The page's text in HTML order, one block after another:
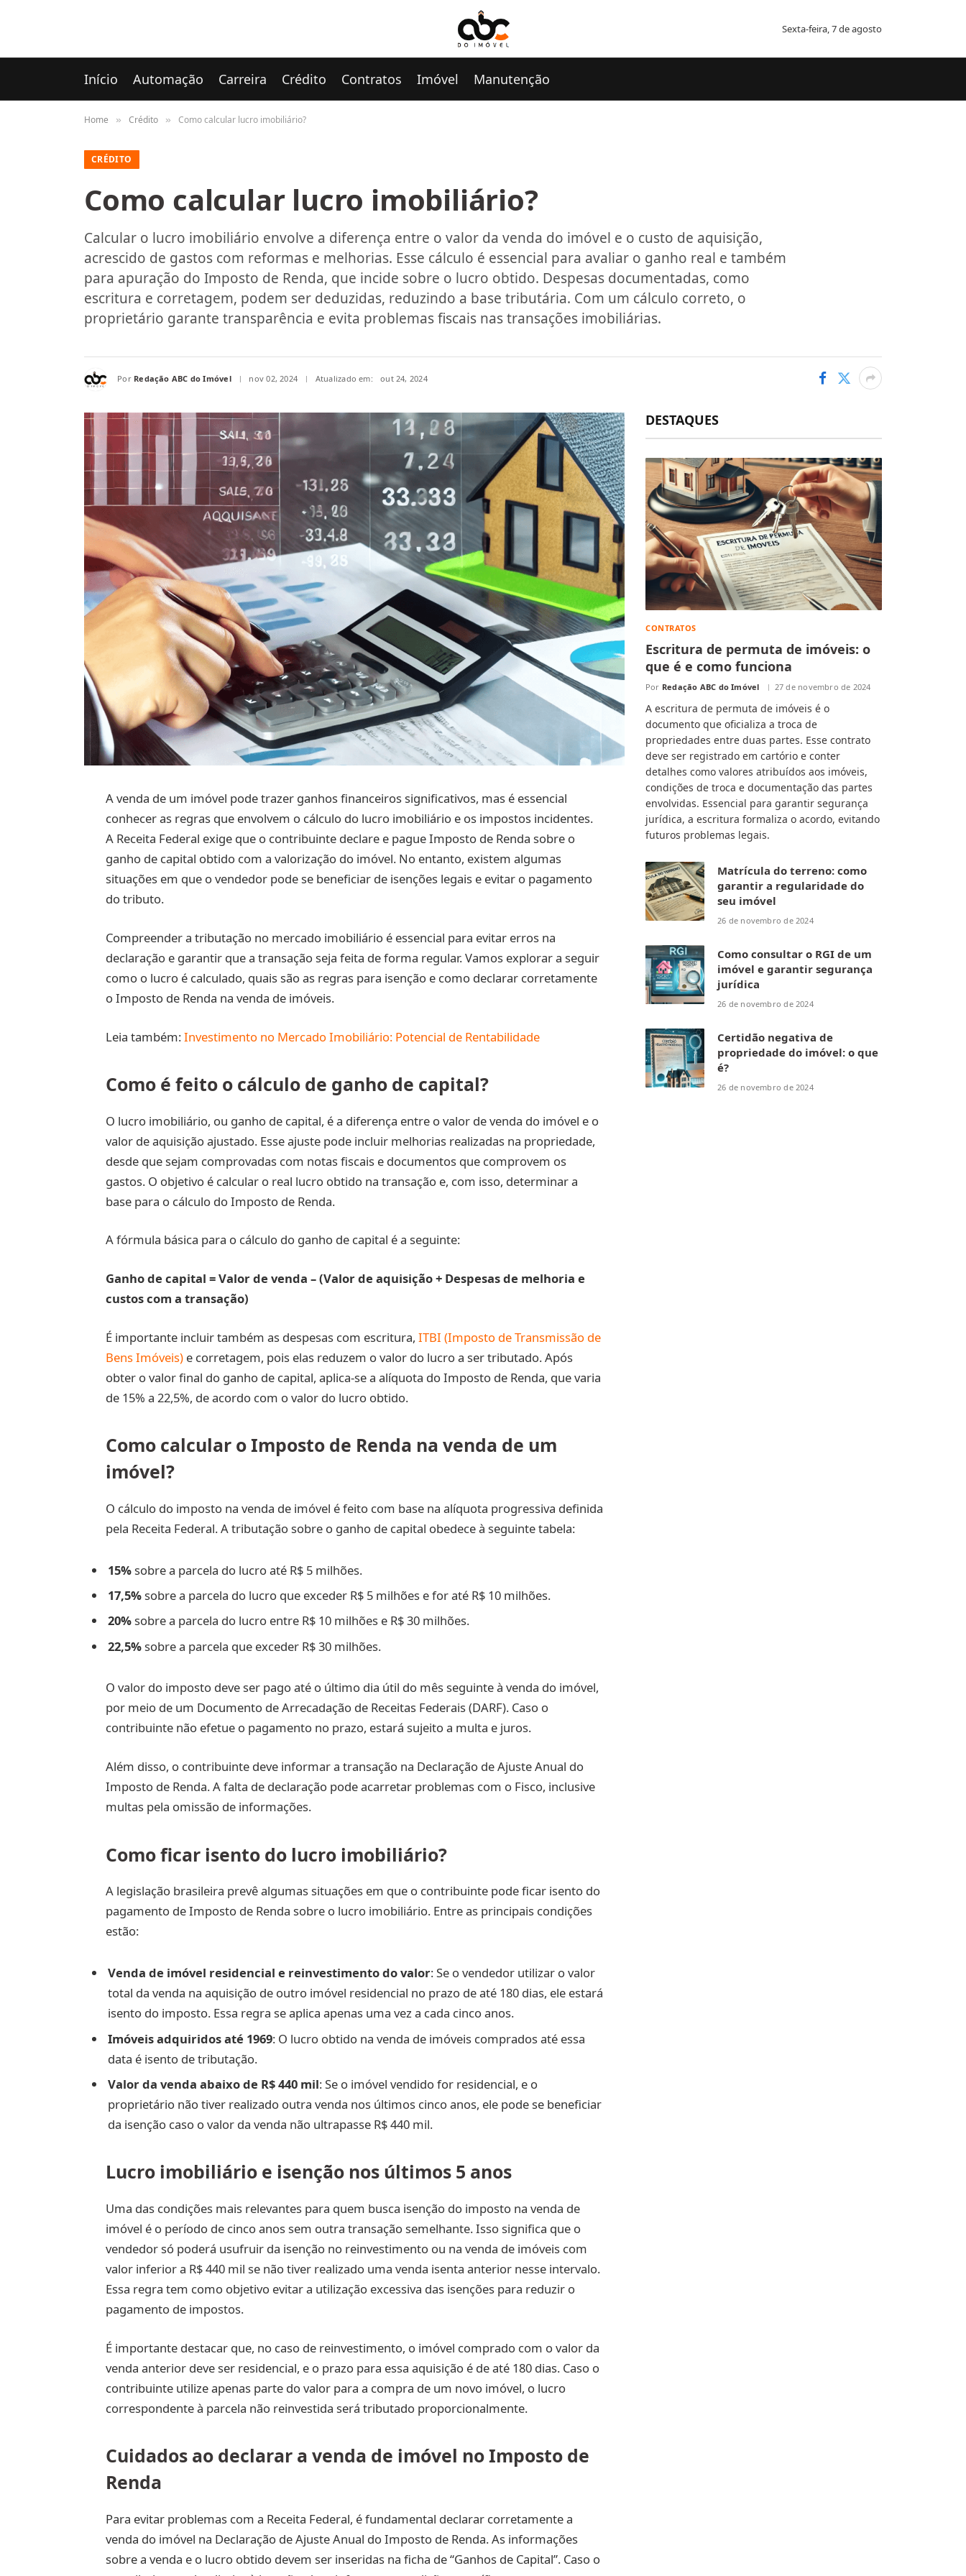
Sexta-feira, 7 de agosto
Início Automação Carreira Crédito Contratos Imóvel Manutenção
Home » Crédito » Como calcular lucro imobiliário?
CRÉDITO
Como calcular lucro imobiliário?
Calcular o lucro imobiliário envolve a diferença entre o valor da venda do imóvel e o custo de aquisição,
acrescido de gastos com reformas e melhorias. Esse cálculo é essencial para avaliar o ganho real e também
para apuração do Imposto de Renda, que incide sobre o lucro obtido. Despesas documentadas, como
escritura e corretagem, podem ser deduzidas, reduzindo a base tributária. Com um cálculo correto, o
proprietário garante transparência e evita problemas fiscais nas transações imobiliárias.
Por Redação ABC do Imóvel nov 02, 2024 Atualizado em: out 24, 2024
A venda de um imóvel pode trazer ganhos financeiros significativos, mas é essencial
conhecer as regras que envolvem o cálculo do lucro imobiliário e os impostos incidentes.
A Receita Federal exige que o contribuinte declare e pague Imposto de Renda sobre o
ganho de capital obtido com a valorização do imóvel. No entanto, existem algumas
situações em que o vendedor pode se beneficiar de isenções legais e evitar o pagamento
do tributo.
Compreender a tributação no mercado imobiliário é essencial para evitar erros na
declaração e garantir que a transação seja feita de forma regular. Vamos explorar a seguir
como o lucro é calculado, quais são as regras para isenção e como declarar corretamente
o Imposto de Renda na venda de imóveis.
Leia também:Investimento no Mercado Imobiliário: Potencial de Rentabilidade
Como é feito o cálculo de ganho de capital?
O lucro imobiliário, ou ganho de capital, é a diferença entre o valor de venda do imóvel e o
valor de aquisição ajustado. Esse ajuste pode incluir melhorias realizadas na propriedade,
desde que sejam comprovadas com notas fiscais e documentos que comprovem os
gastos. O objetivo é calcular o real lucro obtido na transação e, com isso, determinar a
base para o cálculo do Imposto de Renda.
A fórmula básica para o cálculo do ganho de capital é a seguinte:
Ganho de capital = Valor de venda – (Valor de aquisição + Despesas de melhoria e
custos com a transação)
É importante incluir também as despesas com escritura, ITBI (Imposto de Transmissão de
Bens Imóveis)e corretagem, pois elas reduzem o valor do lucro a ser tributado. Após
obter o valor final do ganho de capital, aplica-se a alíquota do Imposto de Renda, que varia
de 15% a 22,5%, de acordo com o valor do lucro obtido.
Como calcular o Imposto de Renda na venda de um
imóvel?
O cálculo do imposto na venda de imóvel é feito com base na alíquota progressiva definida
pela Receita Federal. A tributação sobre o ganho de capital obedece à seguinte tabela:
15%sobre a parcela do lucro até R$ 5 milhões.
17,5%sobre a parcela do lucro que exceder R$ 5 milhões e for até R$ 10 milhões.
20%sobre a parcela do lucro entre R$ 10 milhões e R$ 30 milhões.
22,5%sobre a parcela que exceder R$ 30 milhões.
O valor do imposto deve ser pago até o último dia útil do mês seguinte à venda do imóvel,
por meio de um Documento de Arrecadação de Receitas Federais (DARF). Caso o
contribuinte não efetue o pagamento no prazo, estará sujeito a multa e juros.
Além disso, o contribuinte deve informar a transação na Declaração de Ajuste Anual do
Imposto de Renda. A falta de declaração pode acarretar problemas com o Fisco, inclusive
multas pela omissão de informações.
Como ficar isento do lucro imobiliário?
A legislação brasileira prevê algumas situações em que o contribuinte pode ficar isento do
pagamento de Imposto de Renda sobre o lucro imobiliário. Entre as principais condições
estão:
Venda de imóvel residencial e reinvestimento do valor: Se o vendedor utilizar o valor
total da venda na aquisição de outro imóvel residencial no prazo de até 180 dias, ele estará
isento do imposto. Essa regra se aplica apenas uma vez a cada cinco anos.
Imóveis adquiridos até 1969: O lucro obtido na venda de imóveis comprados até essa
data é isento de tributação.
Valor da venda abaixo de R$ 440 mil: Se o imóvel vendido for residencial, e o
proprietário não tiver realizado outra venda nos últimos cinco anos, ele pode se beneficiar
da isenção caso o valor da venda não ultrapasse R$ 440 mil.
Lucro imobiliário e isenção nos últimos 5 anos
Uma das condições mais relevantes para quem busca isenção do imposto na venda de
imóvel é o período de cinco anos sem outra transação semelhante. Isso significa que o
vendedor só poderá usufruir da isenção no reinvestimento ou na venda de imóveis com
valor inferior a R$ 440 mil se não tiver realizado uma venda isenta anterior nesse intervalo.
Essa regra tem como objetivo evitar a utilização excessiva das isenções para reduzir o
pagamento de impostos.
É importante destacar que, no caso de reinvestimento, o imóvel comprado com o valor da
venda anterior deve ser residencial, e o prazo para essa aquisição é de até 180 dias. Caso o
contribuinte utilize apenas parte do valor para a compra de um novo imóvel, o lucro
correspondente à parcela não reinvestida será tributado proporcionalmente.
Cuidados ao declarar a venda de imóvel no Imposto de
Renda
Para evitar problemas com a Receita Federal, é fundamental declarar corretamente a
venda do imóvel na Declaração de Ajuste Anual do Imposto de Renda. As informações
sobre a venda e o lucro obtido devem ser inseridas na ficha de “Ganhos de Capital”. Caso o
DESTAQUES
CONTRATOS
Escritura de permuta de imóveis: o
que é e como funciona
Por Redação ABC do Imóvel 27 de novembro de 2024
A escritura de permuta de imóveis é o
documento que oficializa a troca de
propriedades entre duas partes. Esse contrato
deve ser registrado em cartório e conter
detalhes como valores atribuídos aos imóveis,
condições de troca e documentação das partes
envolvidas. Essencial para garantir segurança
jurídica, a escritura formaliza o acordo, evitando
futuros problemas legais.
Matrícula do terreno: como
garantir a regularidade do
seu imóvel
26 de novembro de 2024
Como consultar o RGI de um
imóvel e garantir segurança
jurídica
26 de novembro de 2024
Certidão negativa de
propriedade do imóvel: o que
é?
26 de novembro de 2024